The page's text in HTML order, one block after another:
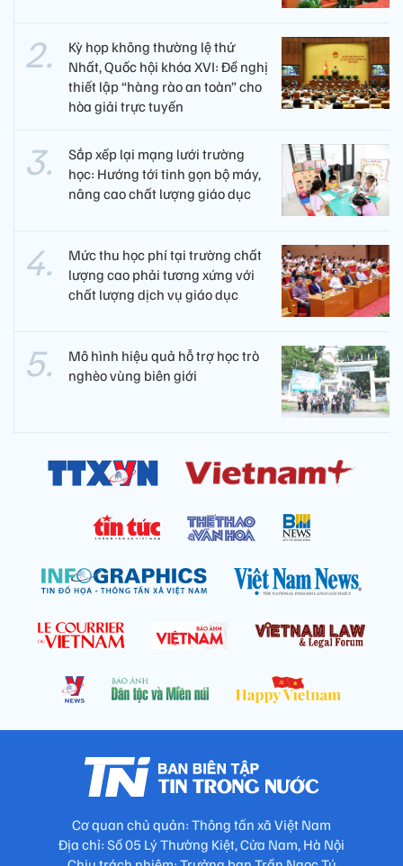
Kỳ họp không thường lệ thứ
Nhất, Quốc hội khóa XVI: Đề nghị
thiết lập “hàng rào an toàn” cho
hòa giải trực tuyến
Sắp xếp lại mạng lưới trường
học: Hướng tới tinh gọn bộ máy,
nâng cao chất lượng giáo dục
Mức thu học phí tại trường chất
lượng cao phải tương xứng với
chất lượng dịch vụ giáo dục
Mô hình hiệu quả hỗ trợ học trò
nghèo vùng biên giới
Cơ quan chủ quản: Thông tấn xã Việt Nam
Địa chỉ: Số 05 Lý Thường Kiệt, Cửa Nam, Hà Nội